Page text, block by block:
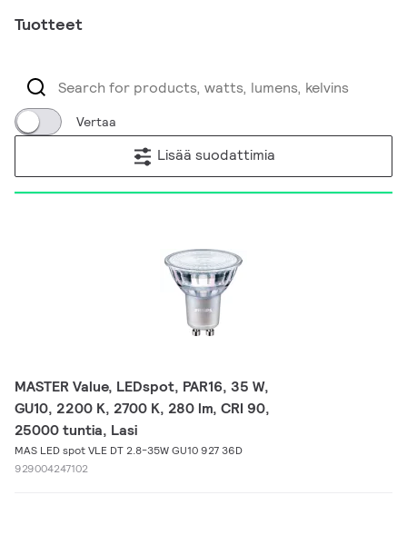
Tuotteet
Vertaa
Lisää suodattimia
MASTER Value, LEDspot, PAR16, 35 W,
GU10, 2200 K, 2700 K, 280 lm, CRI 90,
25000 tuntia, Lasi
MAS LED spot VLE DT 2.8-35W GU10 927 36D
929004247102